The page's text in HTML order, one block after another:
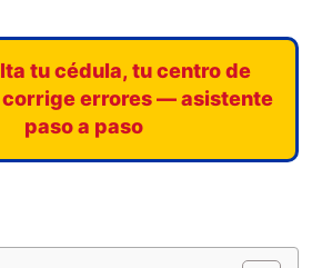
tu cédula, tu centro de
errores — asistente
paso a paso